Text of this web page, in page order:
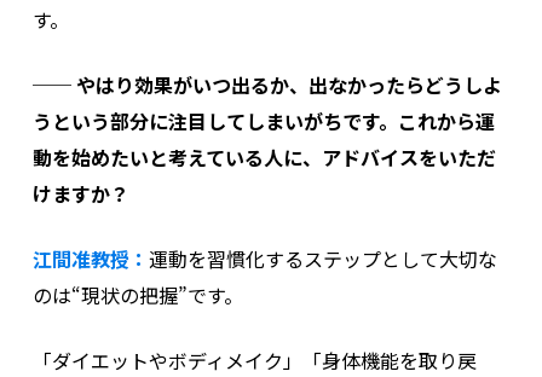
す。
── やはり効果がいつ出るか、出なかったらどうしよ
うという部分に注目してしまいがちです。これから運
動を始めたいと考えている人に、アドバイスをいただ
けますか？
江間准教授： 運動を習慣化するステップとして大切な
のは“現状の把握”です。
「ダイエットやボディメイク」「身体機能を取り戻